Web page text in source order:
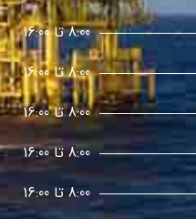
8:00 تا 16:00
8:00 تا 16:00
8:00 تا 16:00
8:00 تا 16:00
8:00 تا 16:00